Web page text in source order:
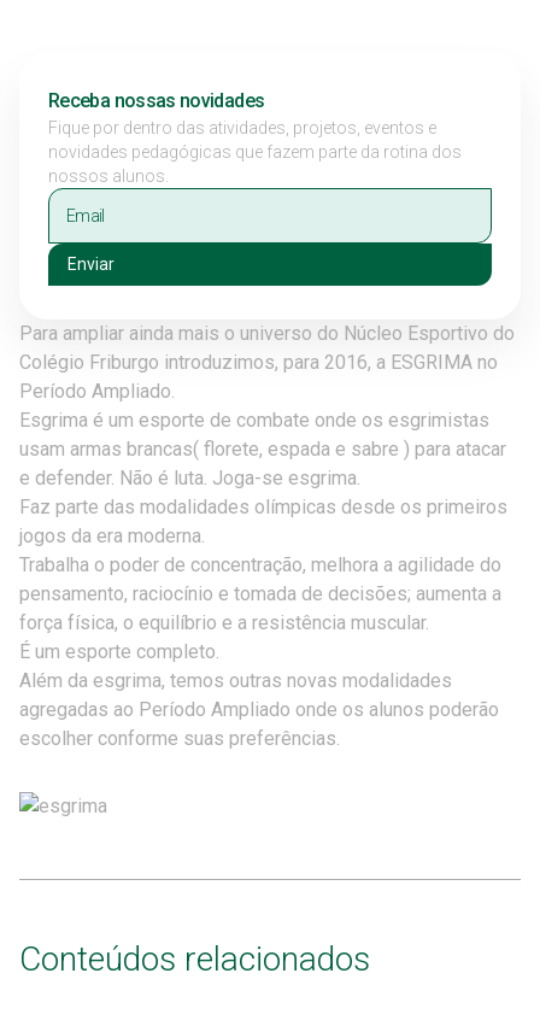
Receba nossas novidades
Fique por dentro das atividades, projetos, eventos e
novidades pedagógicas que fazem parte da rotina dos
nossos alunos.
Enviar
Para ampliar ainda mais o universo do Núcleo Esportivo do
Colégio Friburgo introduzimos, para 2016, a ESGRIMA no
Período Ampliado.
Esgrima é um esporte de combate onde os esgrimistas
usam armas brancas( florete, espada e sabre ) para atacar
e defender. Não é luta. Joga-se esgrima.
Faz parte das modalidades olímpicas desde os primeiros
jogos da era moderna.
Trabalha o poder de concentração, melhora a agilidade do
pensamento, raciocínio e tomada de decisões; aumenta a
força física, o equilíbrio e a resistência muscular.
É um esporte completo.
Além da esgrima, temos outras novas modalidades
agregadas ao Período Ampliado onde os alunos poderão
escolher conforme suas preferências.
Conteúdos relacionados